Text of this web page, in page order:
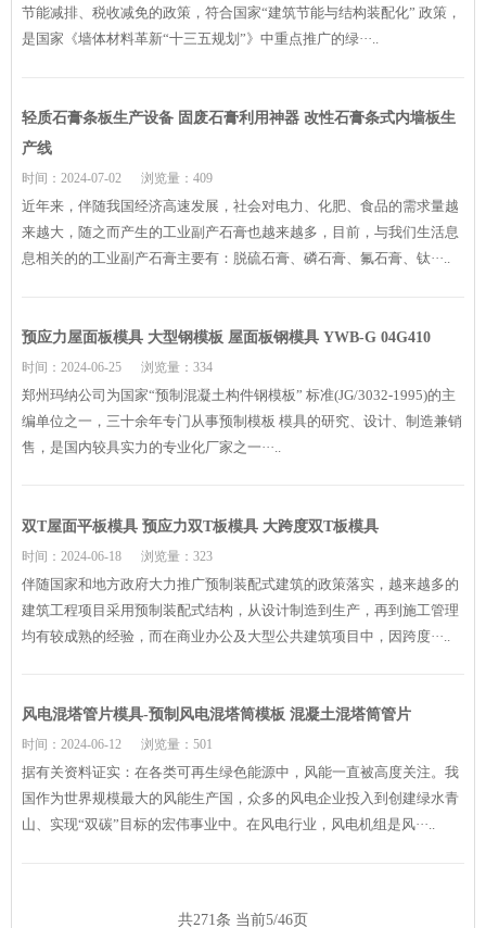
节能减排、税收减免的政策，符合国家“建筑节能与结构装配化” 政策，
是国家《墙体材料革新“十三五规划”》中重点推广的绿···..
轻质石膏条板生产设备 固废石膏利用神器 改性石膏条式内墙板生
产线
时间：2024-07-02
浏览量：409
近年来，伴随我国经济高速发展，社会对电力、化肥、食品的需求量越
来越大，随之而产生的工业副产石膏也越来越多，目前，与我们生活息
息相关的的工业副产石膏主要有：脱硫石膏、磷石膏、氟石膏、钛···..
预应力屋面板模具 大型钢模板 屋面板钢模具 YWB-G 04G410
时间：2024-06-25
浏览量：334
郑州玛纳公司为国家“预制混凝土构件钢模板” 标准(JG/3032-1995)的主
编单位之一，三十余年专门从事预制模板 模具的研究、设计、制造兼销
售，是国内较具实力的专业化厂家之一···..
双T屋面平板模具 预应力双T板模具 大跨度双T板模具
时间：2024-06-18
浏览量：323
伴随国家和地方政府大力推广预制装配式建筑的政策落实，越来越多的
建筑工程项目采用预制装配式结构，从设计制造到生产，再到施工管理
均有较成熟的经验，而在商业办公及大型公共建筑项目中，因跨度···..
风电混塔管片模具-预制风电混塔筒模板 混凝土混塔筒管片
时间：2024-06-12
浏览量：501
据有关资料证实：在各类可再生绿色能源中，风能一直被高度关注。我
国作为世界规模最大的风能生产国，众多的风电企业投入到创建绿水青
山、实现“双碳”目标的宏伟事业中。在风电行业，风电机组是风···..
共271条 当前5/46页